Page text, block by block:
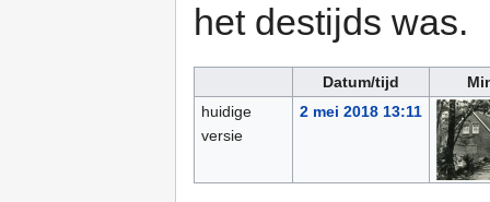
het destijds was.
Datum/tijd
huidige
versie
2 mei 2018 13:11